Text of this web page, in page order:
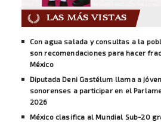
LAS MÁS VISTAS
Con agua salada y consultas a la
son recomendaciones para hacer
México
Diputada Deni Gastélum llama a
sonorenses a participar en el
2026
México clasifica al Mundial Sub-20